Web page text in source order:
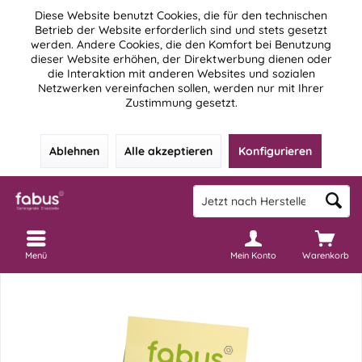
Diese Website benutzt Cookies, die für den technischen
Betrieb der Website erforderlich sind und stets gesetzt
werden. Andere Cookies, die den Komfort bei Benutzung
dieser Website erhöhen, der Direktwerbung dienen oder
die Interaktion mit anderen Websites und sozialen
Netzwerken vereinfachen sollen, werden nur mit Ihrer
Zustimmung gesetzt.
Ablehnen Alle akzeptieren Konfigurieren
Warenkorb
Mein Konto
Menü